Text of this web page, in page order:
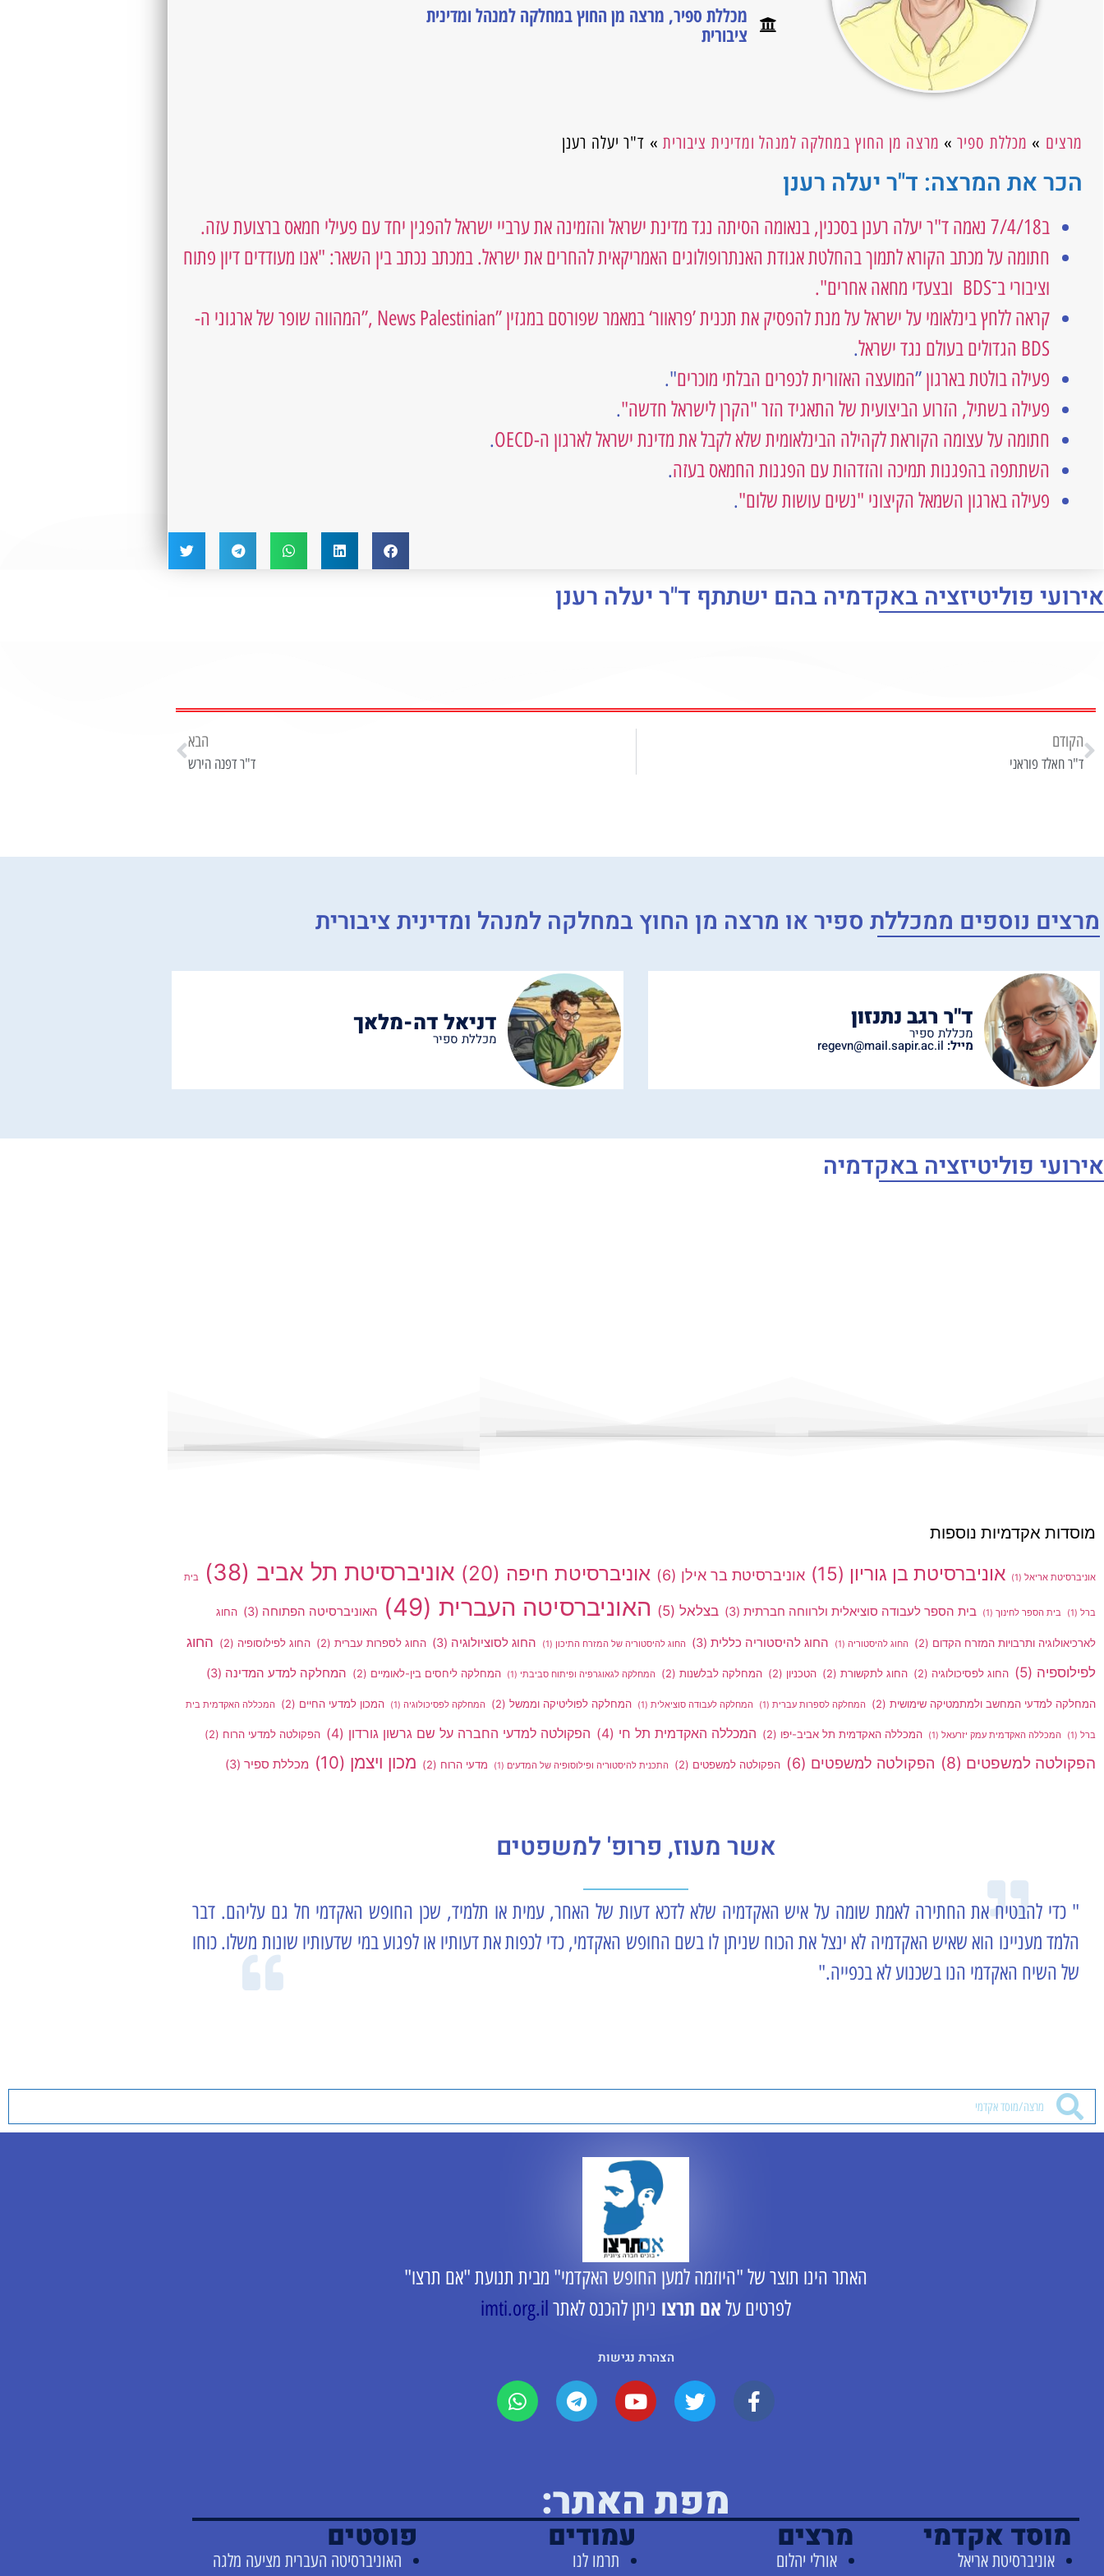
מכללת ספיר, מרצה מן החוץ במחלקה למנהל ומדינית
ציבורית
מרצים » מכללת ספיר» מרצה מן החוץ במחלקה למנהל ומדינית ציבורית » ד"ר יעלה רענן
הכר את המרצה: ד"ר יעלה רענן
ב7/4/18 נאמה ד"ר יעלה רענן בסכנין, בנאומה הסיתה נגד מדינת ישראל והזמינה את ערביי ישראל להפגין יחד עם פעילי חמאס ברצועת עזה
.
חתומה על מכתב הקורא לתמוך בהחלטת אגודת האנתרופולוגים האמריקאית להחרים את ישראל. במכתב נכתב בין השאר: "אנו מעודדים דיון פתוח
וציבורי ב־BDS ובצעדי מחאה אחרים"
.
קראה ללחץ בינלאומי על ישראל על מנת להפסיק את תכנית ’פראוור‘ במאמר שפורסם במגזין ”News Palestinian ,”המהווה שופר של ארגוני ה-
BDS הגדולים בעולם נגד ישראל
.
פעילה בולטת בארגון ”המועצה האזורית לכפרים הבלתי מוכרים".
פעילה בשתיל, הזרוע הביצועית של התאגיד הזר "הקרן לישראל חדשה".
חתומה על עצומה הקוראת לקהילה הבינלאומית שלא לקבל את מדינת ישראל לארגון ה-OECD
.
השתתפה בהפגנות תמיכה והזדהות עם הפגנות החמאס בעזה.
פעילה בארגון השמאל הקיצוני "נשים עושות שלום".
אירועי פוליטיזציה באקדמיה בהם ישתתף ד"ר יעלה רענן
הקודם
ד"ר חאלד פוראני
הבא
ד"ר דפנה הירש
מרצים נוספים ממכללת ספיראו מרצה מן החוץ במחלקה למנהל ומדינית ציבורית
ד"ר רגב נתנזון
מכללת ספיר
מייל: regevn@mail.sapir.ac.il
דניאל דה-מלאך
מכללת ספיר
אירועי פוליטיזציה באקדמיה
מוסדות אקדמיות נוספות
אוניברסיטת אריאל (1) אוניברסיטת בן גוריון (15) אוניברסיטת בר אילן (6) אוניברסיטת חיפה (20) אוניברסיטת תל אביב (38) בית
ברל (1) בית הספר לחינוך (1) בית הספר לעבודה סוציאלית ולרווחה חברתית (3) בצלאל (5) האוניברסיטה העברית (49) האוניברסיטה הפתוחה (3) החוג
לארכיאולוגיה ותרבויות המזרח הקדום (2) החוג להיסטוריה (1) החוג להיסטוריה כללית (3) החוג להיסטוריה של המזרח התיכון (1) החוג לסוציולוגיה (3) החוג לספרות עברית (2) החוג לפילוסופיה (2)
החוג
לפילוספיה (5) החוג לפסיכולוגיה (2) החוג לתקשורת (2) הטכניון (2) המחלקה לבלשנות (2) המחלקה לגאוגרפיה ופיתוח סביבתי (1) המחלקה ליחסים בין-לאומיים (2) המחלקה למדע המדינה (3)
המחלקה למדעי המחשב ולמתמטיקה שימושית (2) המחלקה לספרות עברית (1) המחלקה לעבודה סוציאלית (1) המחלקה לפוליטיקה וממשל (2) המחלקה לפסיכולוגיה (1) המכון למדעי החיים (2) המכללה האקדמית בית
ברל (1) המכללה האקדמית עמק יזרעאל (1) המכללה האקדמית תל אביב-יפו (2) המכללה האקדמית תל חי (4) הפקולטה למדעי החברה על שם גרשון גורדון (4) הפקולטה למדעי הרוח (2)
הפקולטה למשפטים (8) הפקולטה למשפטים (6) הפקולטה למשפטים (2) התכנית להיסטוריה ופילוסופיה של המדעים (1) מדעי הרוח (2) מכון ויצמן (10) מכללת ספיר (3)
אשר מעוז, פרופ' למשפטים
" כדי להבטיח את החתירה לאמת שומה על איש האקדמיה שלא לדכא דעות של האחר, עמית או תלמיד, שכן החופש האקדמי חל גם עליהם. דבר
הלמד מעניינו הוא שאיש האקדמיה לא ינצל את הכוח שניתן לו בשם החופש האקדמי, כדי לכפות את דעותיו או לפגוע במי שדעותיו שונות משלו. כוחו
של השיח האקדמי הנו בשכנוע לא בכפייה."
האתר הינו תוצר של "היוזמה למען החופש האקדמי" מבית תנועת "אם תרצו"
לפרטים על אם תרצו ניתן להכנס לאתר imti.org.il
הצהרת נגישות
מפת האתר:
מוסד אקדמי
אוניברסיטת אריאל
מרצים
אורלי יהלום
עמודים
תרמו לנו
פוסטים
האוניברסיטה העברית מציעה מלגה